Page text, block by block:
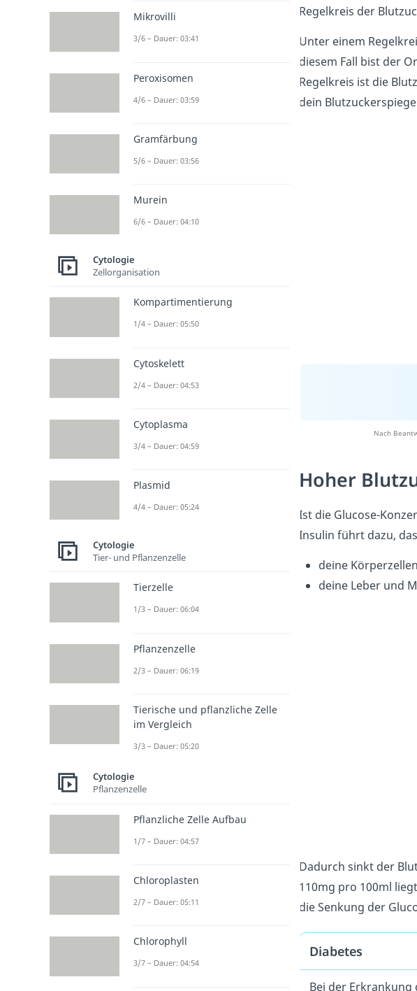
Regelkreis der
Unter einem
diesem Fall bist der
Regelkreis ist die
dein
Nach
Hoher
Ist die Glucose-
Insulin führt dazu,
deine
deine Leber und
Dadurch sinkt der
110mg pro 100ml
die Senkung der
Diabetes
Bei der
Mikrovilli
3/6 – Dauer: 03:41
Peroxisomen
4/6 – Dauer: 03:59
Gramfärbung
5/6 – Dauer: 03:56
Murein
6/6 – Dauer: 04:10
Cytologie
Zellorganisation
Kompartimentierung
1/4 – Dauer: 05:50
Cytoskelett
2/4 – Dauer: 04:53
Cytoplasma
3/4 – Dauer: 04:59
Plasmid
4/4 – Dauer: 05:24
Cytologie
Tier- und Pflanzenzelle
Tierzelle
1/3 – Dauer: 06:04
Pflanzenzelle
2/3 – Dauer: 06:19
Tierische und pflanzliche Zelle
im Vergleich
3/3 – Dauer: 05:20
Cytologie
Pflanzenzelle
Pflanzliche Zelle Aufbau
1/7 – Dauer: 04:57
Chloroplasten
2/7 – Dauer: 05:11
Chlorophyll
3/7 – Dauer: 04:54